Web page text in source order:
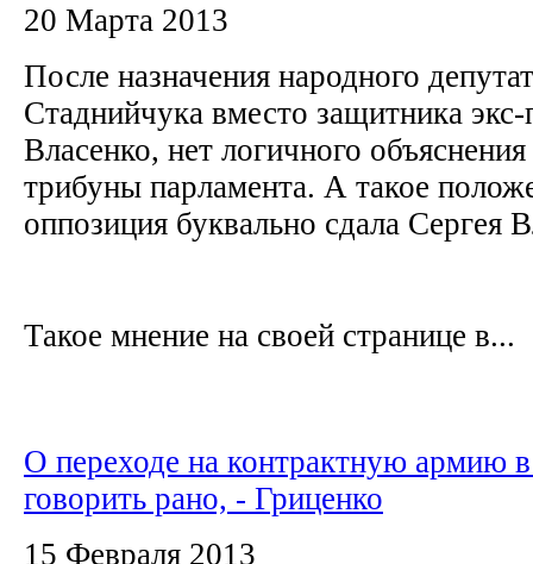
20 Марта 2013
После назначения народного
Стаднийчука вместо защитника
Власенко, нет логичного
трибуны парламента. А такое
оппозиция буквально сдала Сергея
Такое мнение на своей странице в...
О переходе на контрактную армию
говорить рано, - Гриценко
15 Февраля 2013